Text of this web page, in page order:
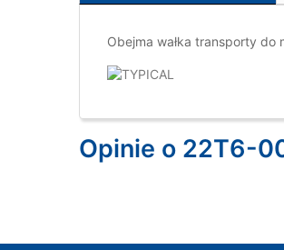
Obejma wałka transporty do
Opinie o 22T6-